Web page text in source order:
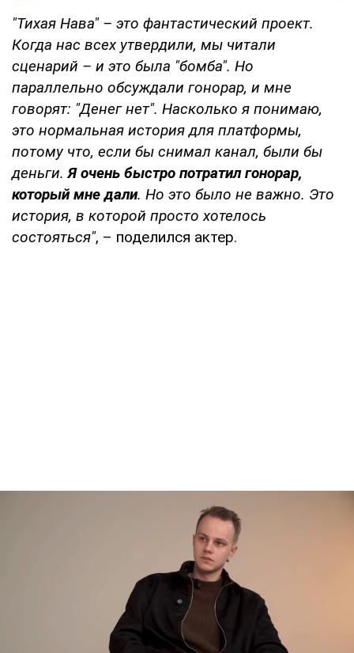
"Тихая Нава" – это фантастический проект.
Когда нас всех утвердили, мы читали
сценарий – и это была "бомба". Но
параллельно обсуждали гонорар, и мне
говорят: "Денег нет". Насколько я понимаю,
это нормальная история для платформы,
потому что, если бы снимал канал, были бы
деньги.Я очень быстро потратил гонорар,
который мне дали. Но это было не важно. Это
история, в которой просто хотелось
состояться", – поделился актер.